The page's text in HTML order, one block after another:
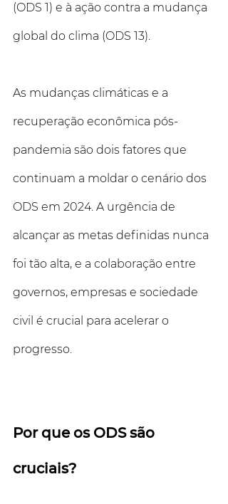
(ODS 1) e à ação contra a mudança
global do clima (ODS 13).
As mudanças climáticas e a
recuperação econômica pós-
pandemia são dois fatores que
continuam a moldar o cenário dos
ODS em 2024. A urgência de
alcançar as metas definidas nunca
foi tão alta, e a colaboração entre
governos, empresas e sociedade
civil é crucial para acelerar o
progresso.
Por que os ODS são
cruciais?